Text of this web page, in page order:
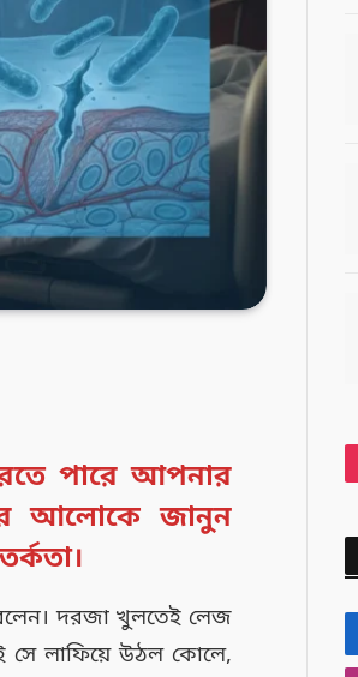
পারে আপনার
আলোকে জানুন
দরজা খুলতেই লেজ
সে লাফিয়ে উঠল কোলে,